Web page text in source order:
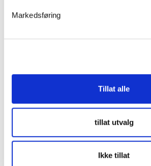
Markedsføring
Tillat alle
tillat utvalg
Ikke tillat
Rekkverkene våre er som standard
anlegg overflatebehandles rekkverket for å
har moderne lakkeringsanlegg og kan
miljøer i de fleste farger. For mer